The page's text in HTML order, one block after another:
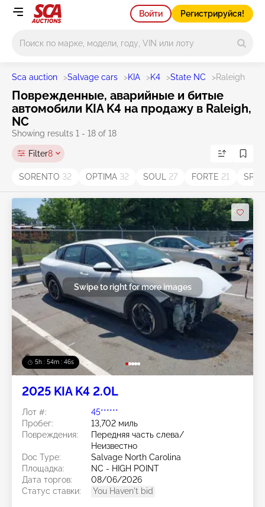
Войти Регистрируйся!
Sca auction >Salvage cars >KIA >K4 >State NC >Raleigh
Поврежденные, аварийные и битые
автомобили KIA K4 на продажу в Raleigh,
NC
Showing results 1 - 18 of 18
Filter8
SORENTO 32 OPTIMA 32 SOUL 27 FORTE 21
5h : 54m : 44s
Swipe to right for more images
2025 KIA K4 2.0L
Лот #:
45******
Пробег:
13,702 миль
Повреждения:
Передняя часть слева/
Неизвестно
Doc Type:
Salvage North Carolina
Площадка:
NC - HIGH POINT
Дата торгов:
08/06/2026
Статус ставки:
You Haven't bid